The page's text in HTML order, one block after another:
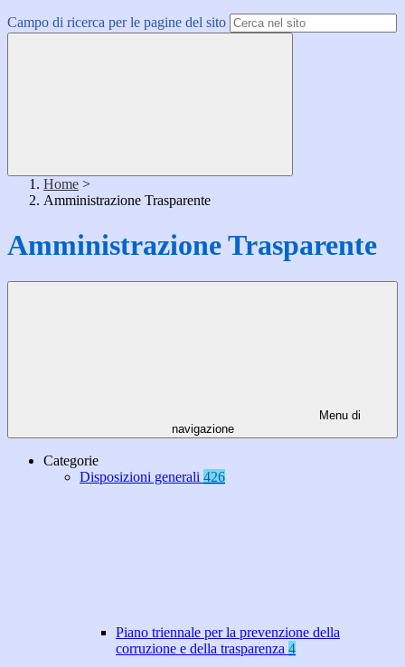
Campo di ricerca per le pagine del sito
Home >
Amministrazione Trasparente
Amministrazione Trasparente
Menu di
navigazione
Categorie
Disposizioni generali 426
Piano triennale per la prevenzione della
corruzione e della trasparenza 4